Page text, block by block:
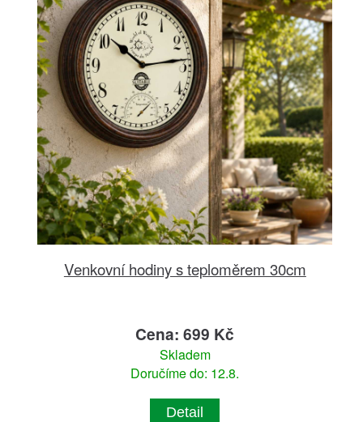
Venkovní hodiny s teploměrem 30cm
Cena: 699 Kč
Skladem
Doručíme do: 12.8.
Detail